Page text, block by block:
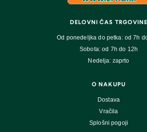
DELOVNI ČAS TRGOVINE
Od ponedeljka do petka: od 7h
Sobota: od 7h do 12h
Nedelja: zaprto
O NAKUPU
Dostava
Vračila
Splošni pogoji